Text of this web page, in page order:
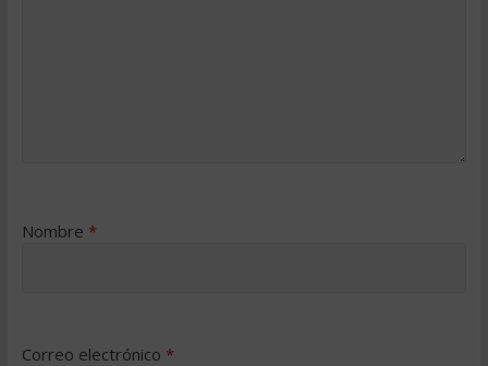
Nombre *
Correo electrónico *